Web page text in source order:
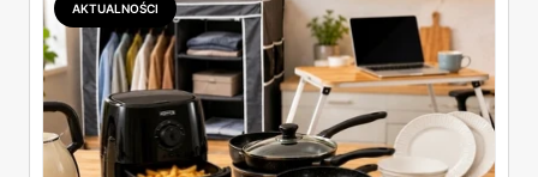
AKTUALNOŚCI